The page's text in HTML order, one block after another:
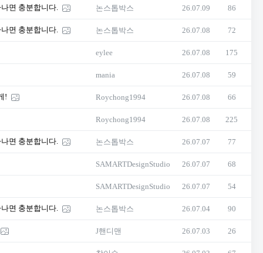
면 충분합니다. 논스톱박스 26.07.09 86
면 충분합니다. 논스톱박스 26.07.08 72
eylee 26.07.08 175
mania 26.07.08 59
! Roychong1994 26.07.08 66
Roychong1994 26.07.08 225
면 충분합니다. 논스톱박스 26.07.07 77
SAMARTDesignStudio 26.07.07 68
SAMARTDesignStudio 26.07.07 54
면 충분합니다. 논스톱박스 26.07.04 90
J핸디맨 26.07.03 26